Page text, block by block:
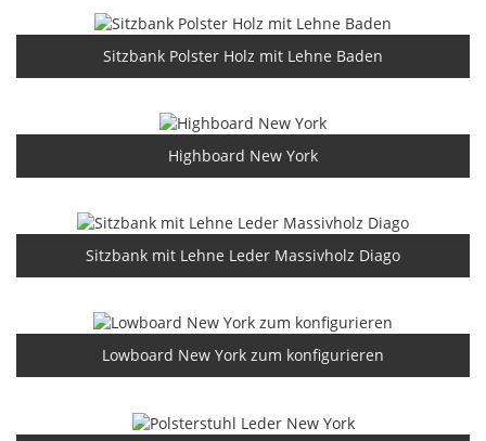
Sitzbank Polster Holz mit Lehne Baden
Highboard New York
Sitzbank mit Lehne Leder Massivholz Diago
Lowboard New York zum konfigurieren